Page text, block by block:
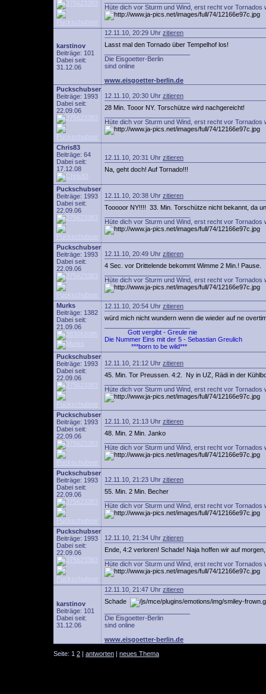
Hüte dich vor Sturm und Wind, erst recht vor Tornados
karstinov
Beiträge: 101
Dabei seit:
31.12.06
12.11.10, 20:29 Uhr zitieren
Lasst mal den Tornado über Tempelhof los!
Die Eisgoetter-Berlin
sind online
www.eisgoetter-berlin.de
Puckschubser
Beiträge: 1993
Dabei seit:
22.09.06
12.11.10, 20:30 Uhr zitieren
28 Min. Tooor NY. Torschütze wird nachgereicht!
Hüte dich vor Sturm und Wind, erst recht vor Tornados
Chris83
Beiträge: 64
Dabei seit:
17.12.08
12.11.10, 20:31 Uhr zitieren
Na, geht doch! Auf Tornado!!!
Puckschubser
Beiträge: 1993
Dabei seit:
22.09.06
12.11.10, 20:38 Uhr zitieren
Tooooor NY!!!! 33. Min. Torschütze nicht bekannt, da
Hüte dich vor Sturm und Wind, erst recht vor Tornados
Puckschubser
Beiträge: 1993
Dabei seit:
22.09.06
12.11.10, 20:49 Uhr zitieren
4 Sec. vor Drittelende bekommt Wimme 2 Min.!
Hüte dich vor Sturm und Wind, erst recht vor Tornados
Murks
Beiträge: 1382
Dabei seit:
21.09.06
12.11.10, 20:54 Uhr zitieren
würd mich nicht wundern wenn die wieder auf ne
Gott vergibt - Greule nie
Die Nummer Eins mit der 5 - Sebastian Greulich
***born to be wild***
Puckschubser
Beiträge: 1993
Dabei seit:
22.09.06
12.11.10, 21:12 Uhr zitieren
45. Min. Tor Preussen. 4:2. Ny in UZ, Rädi in der
Hüte dich vor Sturm und Wind, erst recht vor Tornados
Puckschubser
Beiträge: 1993
Dabei seit:
22.09.06
12.11.10, 21:13 Uhr zitieren
48. Min. 2 Min. Janko
Hüte dich vor Sturm und Wind, erst recht vor Tornados
Puckschubser
Beiträge: 1993
Dabei seit:
22.09.06
12.11.10, 21:23 Uhr zitieren
55. Min. 2 Min. Becher
Hüte dich vor Sturm und Wind, erst recht vor Tornados
Puckschubser
Beiträge: 1993
Dabei seit:
22.09.06
12.11.10, 21:34 Uhr zitieren
Ende, 4:2 verloren! Schade! Naja hoffen wir auf
Hüte dich vor Sturm und Wind, erst recht vor Tornados
karstinov
Beiträge: 101
Dabei seit:
31.12.06
12.11.10, 21:47 Uhr zitieren
Schade
Die Eisgoetter-Berlin
sind online
www.eisgoetter-berlin.de
Seite: 1 2 | antworten | neues Thema